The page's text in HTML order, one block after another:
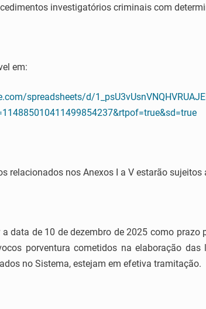
investigatórios criminais com
em:
spreadsheets/d/
relacionados nos Anexos I a V estarão
a data de 10 de dezembro de 2025 como
porventura cometidos na elaboração
no Sistema, estejam em efetiva tramitação.